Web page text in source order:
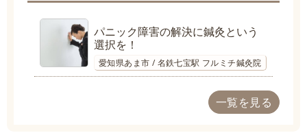
パニック障害の解決に鍼灸という
選択を！
愛知県あま市 / 名鉄七宝駅 フルミチ鍼灸院
一覧を見る